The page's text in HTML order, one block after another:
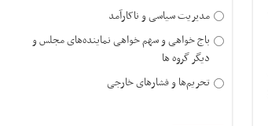
مدیریت سیاسی و ناکارآمد
باج خواهی و سهم خواهی نماینده‌های مجلس و
دیگر گروه ها
تحریم‌ها و فشارهای خارجی